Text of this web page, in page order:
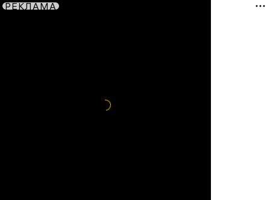
РЕКЛАМА